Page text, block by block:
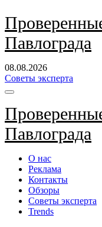
Перейти
к
содержанию
Павлограда
08.08.2026
Советы эксперта
Павлограда
О нас
Реклама
Контакты
Обзоры
Советы эксперта
Trends